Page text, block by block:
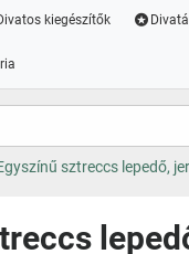
kiegészítők
sztreccs lepedő,